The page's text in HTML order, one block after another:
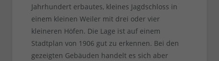
Jahrhundert erbautes, kleines Jagdschloss in
einem kleinen Weiler mit drei oder vier
kleineren Höfen. Die Lage ist auf einem
Stadtplan von 1906 gut zu erkennen. Bei den
gezeigten Gebäuden handelt es sich aber